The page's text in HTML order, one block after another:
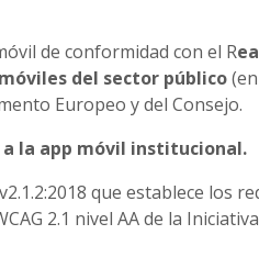
de conformidad con el R
del sector público
Europeo y del Consejo.
la app móvil institucional.
que establece los
2.1 nivel AA de la